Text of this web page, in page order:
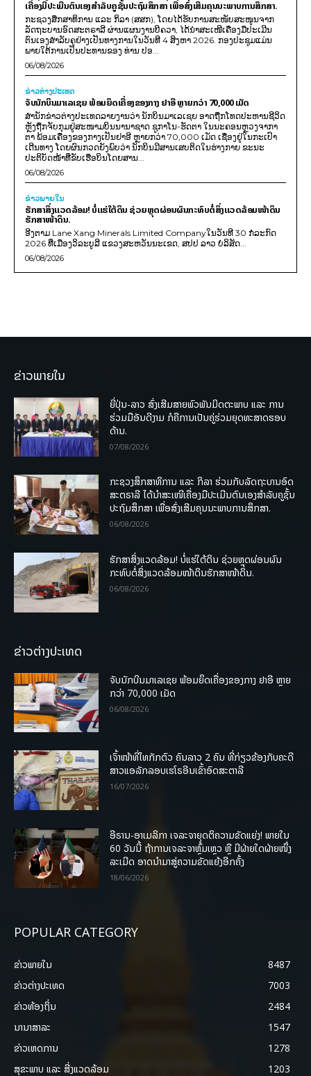
ເຄື່ອງມືປະເມີນຕົນເອງສຳລັບຄູຊັ້ນປະຖົມສຶກສາ ເພື່ອສົ່ງເສີມຄຸນນະພາບການສຶກສາ.
ກະຊວງສຶກສາທິການ ແລະ ກິລາ (ສສກ), ໂດຍໄດ້ຮັບການສະໜັບສະໜູນຈາກ
ລັດຖະບານອົດສະຕຣາລີ ຜ່ານແຜນງານບີຄວາ, ໄດ້ນຳສະເໜີເຄື່ອງມືປະເມີນ
ຕົນເອງສຳລັບຄູຢ່າງເປັນທາງການໃນວັນທີ 4 ສິງຫາ 2026. ກອງປະຊຸມແມ່ນ
ພາຍໃຕ້ການເປັນປະທານຂອງ ທ່ານ ປອ...
06/08/2026
ຂ່າວຕ່າງປະເທດ
ຈັບນັກບິນມາເລເຊຍ ພ້ອມຍຶດເຄື່ອງຂອງກາງ ຢາອີ ຫຼາຍກວ່າ 70,000 ເມັດ
ສຳນັກຂ່າວຕ່າງປະເທດລາຍງານວ່າ ນັກບິນມາເລເຊຍ ອາດຖືກໂທດປະຫານຊີວິດ
ຫຼັງຖືກຈັບກຸມຢູ່ສະໜາມບິນນານາຊາດ ຊູກາໂນ-ຮັດຕາ ໃນນະຄອນຫຼວງຈາກາ
ຕາ ພ້ອມເຄື່ອງຂອງກາງເປັນຢາອີ ຫຼາຍກວ່າ 70,000 ເມັດ ເຊື່ອງຢູ່ໃນກະເປົາ
ເດີນທາງ ໂດຍຜົນກວດຍັງພົບວ່າ ນັກບິນມີສານເສບຕິດໃນຮ່າງກາຍ ຂະນະ
ປະຕິບັດໜ້າທີ່ຂັບເຮືອບິນໂດຍສານ...
06/08/2026
ຂ່າວພາຍ​ໃນ
ຮັກສາສິ່ງແວດລ້ອມ! ບໍ່ແຮ່ໃຕ້ດິນ ຊ່ວຍຫຼຸດຜ່ອນຜົນກະທົບຕໍ່ສິ່ງແວດລ້ອມໜ້າດິນ
ຮັກສາໜ້າດິນ.
ອີງຕາມ Lane Xang Minerals Limited Companyໃນວັນທີ 30 ກໍລະກົດ
2026 ທີ່ເມືອງວິລະບູລີ ແຂວງສະຫວັນນະເຂດ, ສປປ ລາວ ບໍລິສັດ...
06/08/2026
ຂ່າວພາຍໃນ
ຍີ່ປຸ່ນ-ລາວ ສົ່ງເສີມສາຍພົວພັນມິດຕະພາບ ແລະ ການ
ຮ່ວມມືອັນດີງາມ ກໍຄືການເປັນຄູ່ຮ່ວມຍຸດທະສາດຮອບ
ດ້ານ.
07/08/2026
ກະຊວງສຶກສາທິການ ແລະ ກິລາ ຮ່ວມກັບລັດຖະບານອົດ
ສະຕຣາລີ ໄດ້ນຳສະເໜີເຄື່ອງມືປະເມີນຕົນເອງສຳລັບຄູຊັ້ນ
ປະຖົມສຶກສາ ເພື່ອສົ່ງເສີມຄຸນນະພາບການສຶກສາ.
06/08/2026
ຮັກສາສິ່ງແວດລ້ອມ! ບໍ່ແຮ່ໃຕ້ດິນ ຊ່ວຍຫຼຸດຜ່ອນຜົນ
ກະທົບຕໍ່ສິ່ງແວດລ້ອມໜ້າດິນຮັກສາໜ້າດິນ.
06/08/2026
ຂ່າວຕ່າງປະເທດ
ຈັບນັກບິນມາເລເຊຍ ພ້ອມຍຶດເຄື່ອງຂອງກາງ ຢາອີ ຫຼາຍ
ກວ່າ 70,000 ເມັດ
06/08/2026
ເຈົ້າໜ້າທີ່ໄທກັກຕົວ ຄົນລາວ 2 ຄົນ ທີ່ກ່ຽວຂ້ອງກັບຄະດີ
ສາວແອລັກລອບເຮໂຣອີນເຂົ້າອົດສະຕາລີ
16/07/2026
ອີຣານ-ອາເມລິກາ ເຈລະຈາຍຸດຕິຄວາມຂັດແຍ່ງ! ພາຍໃນ
60 ວັນນີ້ ຖ້າການເຈລະຈາຫຼົ້ມເຫຼວ ຫຼື ມີຝ່າຍໃດຝ່າຍໜຶ່ງ
ລະເມີດ ອາດນໍາມາສູ່ຄວາມຂັດແຍ້ງອີກຄັ້ງ
18/06/2026
POPULAR CATEGORY
ຂ່າວພາຍ​ໃນ
8487
ຂ່າວຕ່າງປະເທດ
7003
ຂ່າວທ້ອງຖິ່ນ
2484
ນານາສາລະ
1547
ຂ່າວເຫດການ
1278
ສຸຂະພາບ ແລະ ສີ່ງແວດລ້ອມ
1203